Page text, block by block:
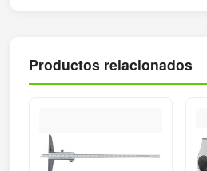
Productos relacionados